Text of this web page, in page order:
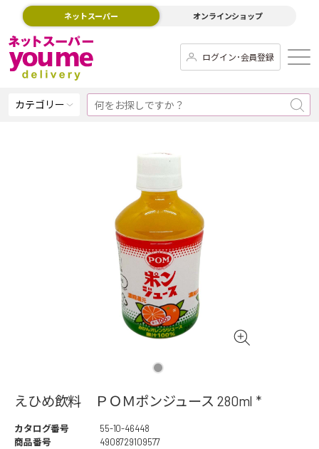
ネットスーパー オンラインショップ
ログイン･会員登録
カテゴリー
えひめ飲料 ＰＯＭポンジュース 280ml *
カタログ番号
55-10-46448
商品番号
4908729109577